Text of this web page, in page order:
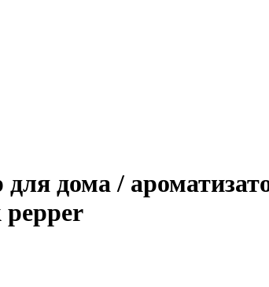
дома /
pepper